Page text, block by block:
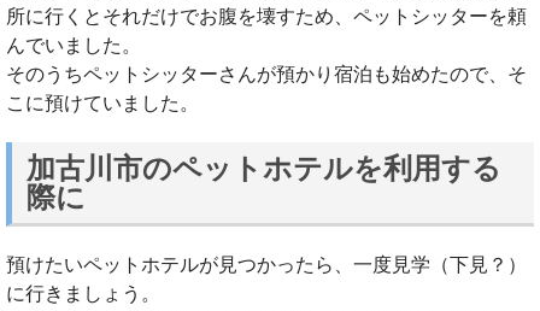
所に行くとそれだけでお腹を壊すため、ペットシッターを頼
んでいました。
そのうちペットシッターさんが預かり宿泊も始めたので、そ
こに預けていました。
加古川市のペットホテルを利用する
際に
預けたいペットホテルが見つかったら、一度見学（下見？）
に行きましょう。